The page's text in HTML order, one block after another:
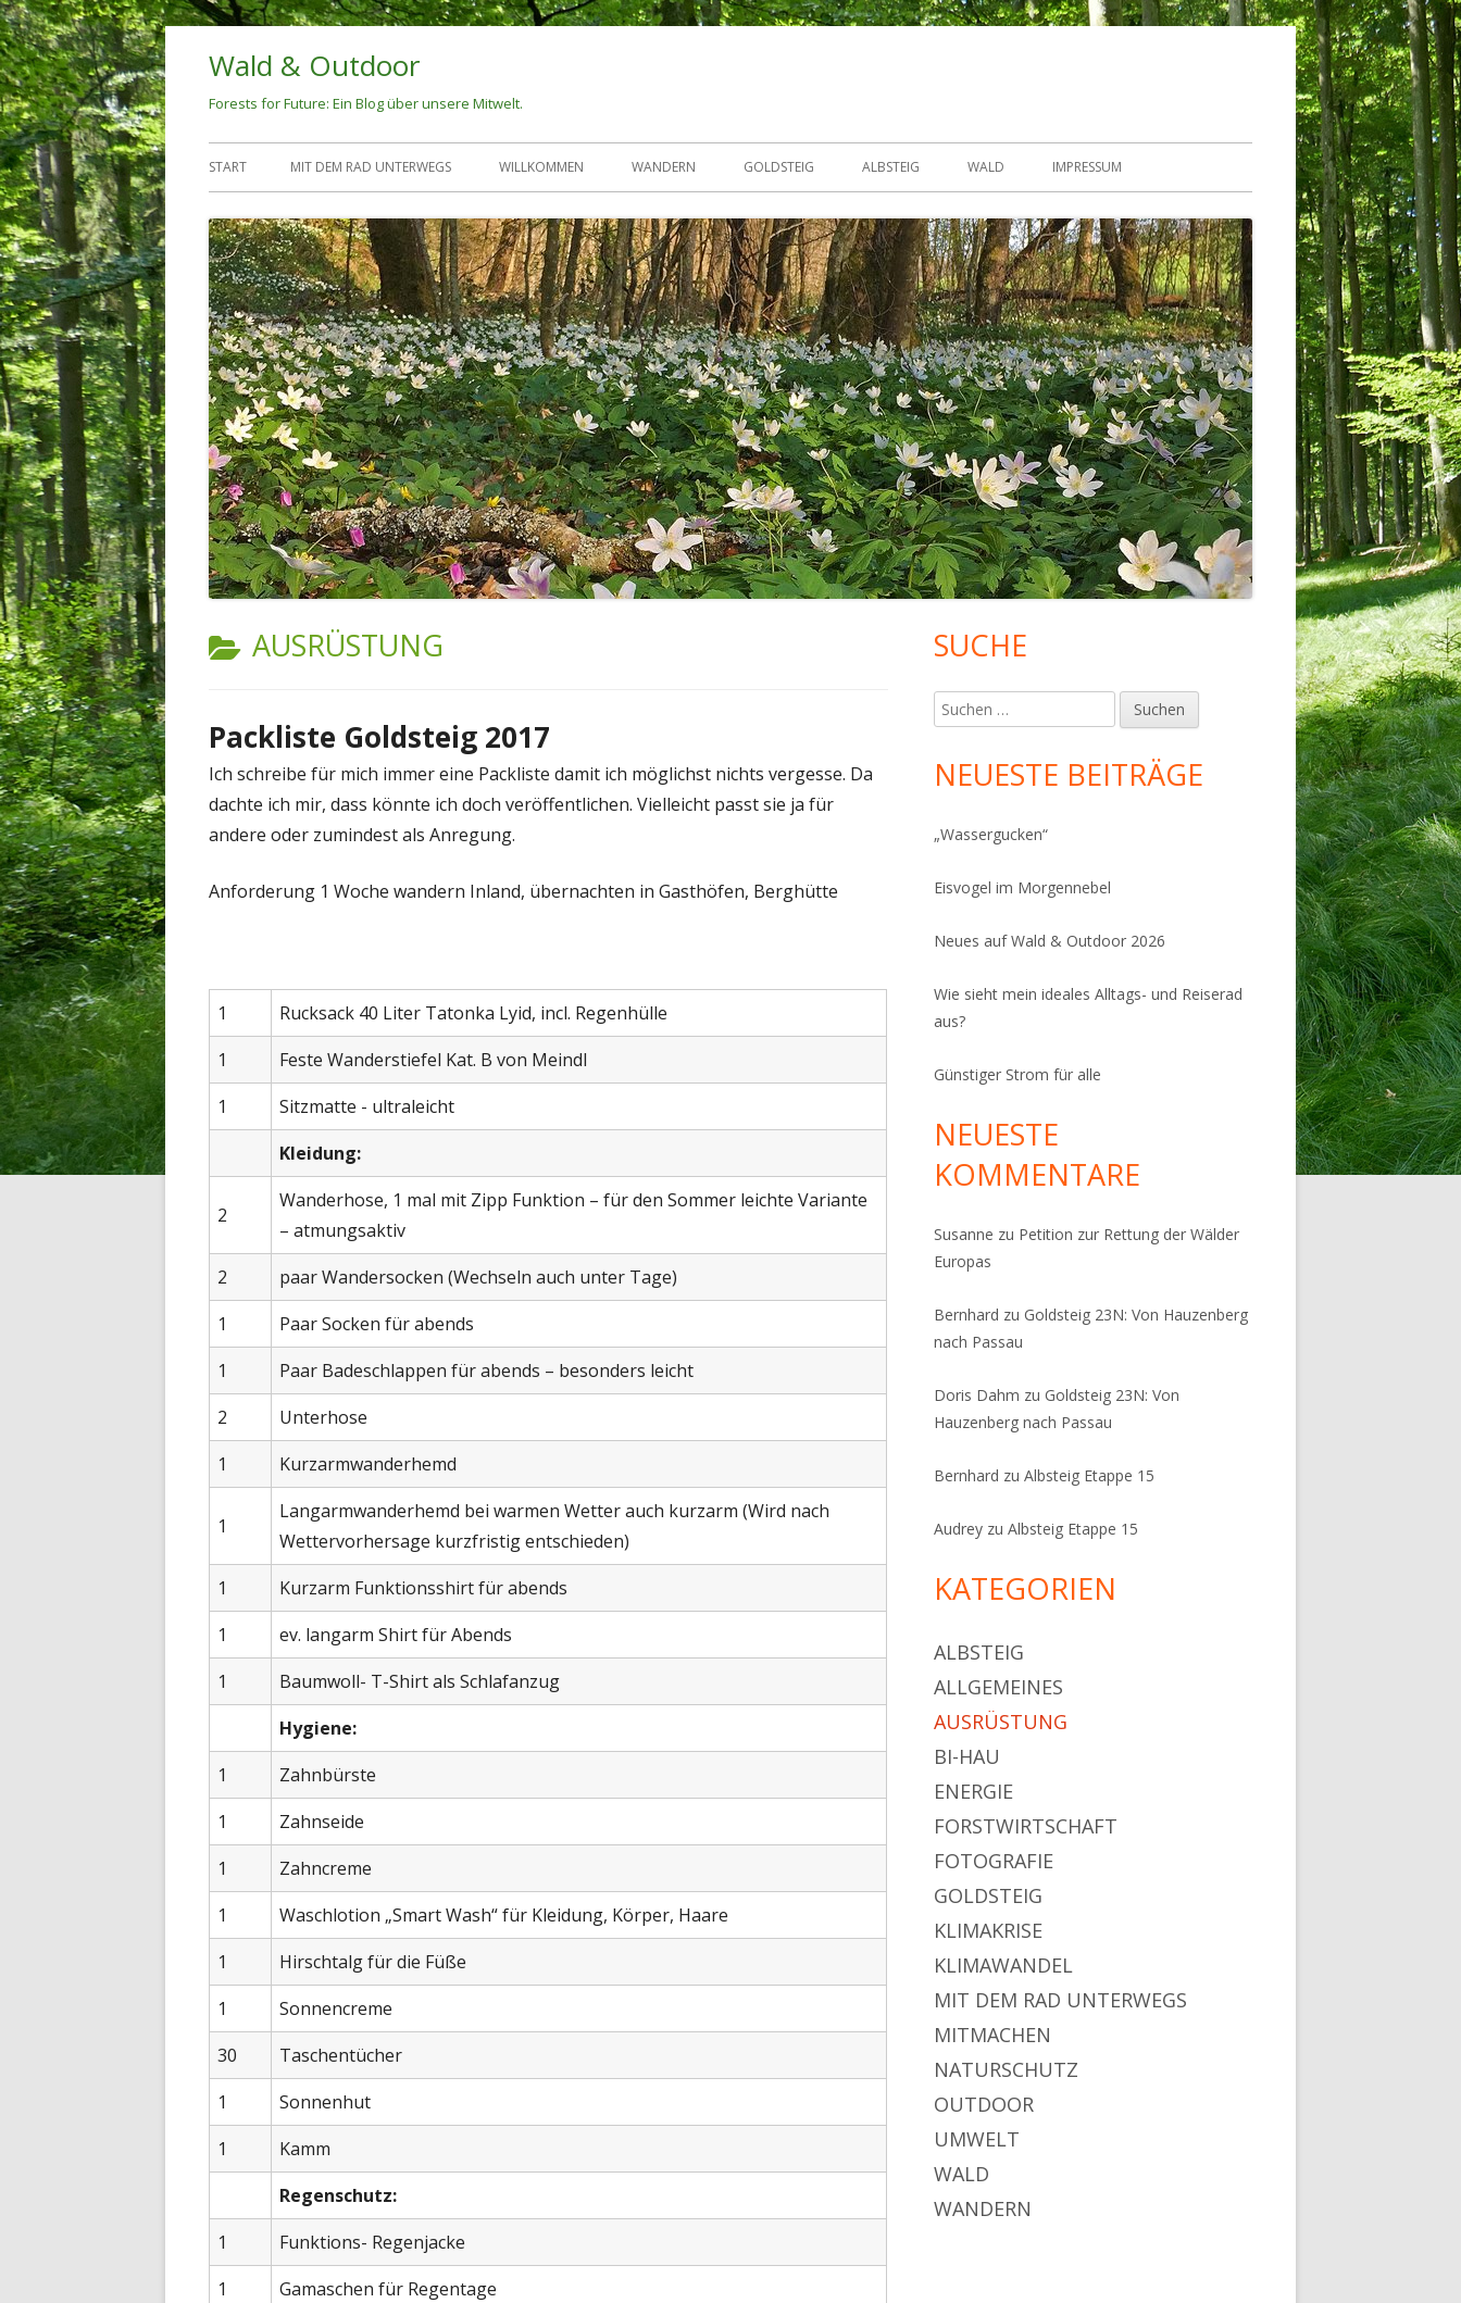
Springe
zum
Inhalt
Wald & Outdoor
Forests for Future: Ein Blog über unsere Mitwelt.
Primäres
Menü
START MIT DEM RAD UNTERWEGS WILLKOMMEN WANDERN GOLDSTEIG ALBSTEIG WALD IMPRESSUM
KATEGORIE:
AUSRÜSTUNG
Packliste Goldsteig 2017
Ich schreibe für mich immer eine Packliste damit ich möglichst nichts vergesse. Da
dachte ich mir, dass könnte ich doch veröffentlichen. Vielleicht passt sie ja für
andere oder zumindest als Anregung.
Anforderung 1 Woche wandern Inland, übernachten in Gasthöfen, Berghütte
1
Rucksack 40 Liter Tatonka Lyid, incl. Regenhülle
1
Feste Wanderstiefel Kat. B von Meindl
1
Sitzmatte - ultraleicht
Kleidung:
2
Wanderhose, 1 mal mit Zipp Funktion – für den Sommer leichte Variante
– atmungsaktiv
2
paar Wandersocken (Wechseln auch unter Tage)
1
Paar Socken für abends
1
Paar Badeschlappen für abends – besonders leicht
2
Unterhose
1
Kurzarmwanderhemd
1
Langarmwanderhemd bei warmen Wetter auch kurzarm (Wird nach
Wettervorhersage kurzfristig entschieden)
1
Kurzarm Funktionsshirt für abends
1
ev. langarm Shirt für Abends
1
Baumwoll- T-Shirt als Schlafanzug
Hygiene:
1
Zahnbürste
1
Zahnseide
1
Zahncreme
1
Waschlotion „Smart Wash“ für Kleidung, Körper, Haare
1
Hirschtalg für die Füße
1
Sonnencreme
30
Taschentücher
1
Sonnenhut
1
Kamm
Regenschutz:
1
Funktions- Regenjacke
1
Gamaschen für Regentage
Haupt-
Seitenleiste
SUCHE
Suchen
nach:
NEUESTE BEITRÄGE
„Wassergucken“
Eisvogel im Morgennebel
Neues auf Wald & Outdoor 2026
Wie sieht mein ideales Alltags- und Reiserad
aus?
Günstiger Strom für alle
NEUESTE
KOMMENTARE
Susanne zu Petition zur Rettung der Wälder
Europas
Bernhard zu Goldsteig 23N: Von Hauzenberg
nach Passau
Doris Dahm zu Goldsteig 23N: Von
Hauzenberg nach Passau
Bernhard zuAlbsteig Etappe 15
Audrey zuAlbsteig Etappe 15
KATEGORIEN
ALBSTEIG
ALLGEMEINES
AUSRÜSTUNG
BI-HAU
ENERGIE
FORSTWIRTSCHAFT
FOTOGRAFIE
GOLDSTEIG
KLIMAKRISE
KLIMAWANDEL
MIT DEM RAD UNTERWEGS
MITMACHEN
NATURSCHUTZ
OUTDOOR
UMWELT
WALD
WANDERN